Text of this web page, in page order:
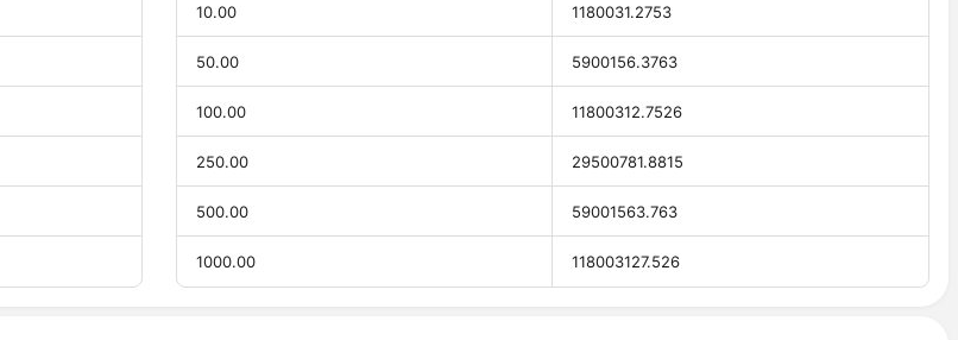
10.00 1180031.2753
50.00 5900156.3763
100.00 11800312.7526
250.00 29500781.8815
500.00 59001563.763
1000.00 118003127.526